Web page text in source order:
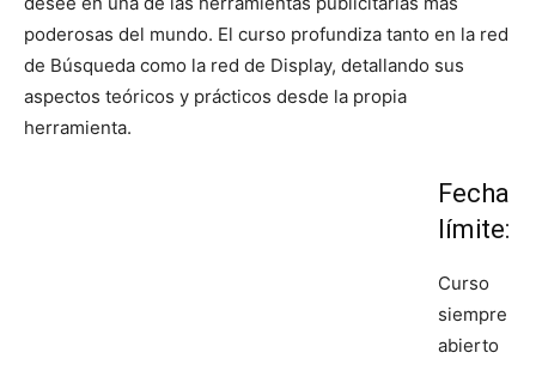
poderosas del mundo. El curso profundiza tanto en la red
de Búsqueda como la red de Display, detallando sus
aspectos teóricos y prácticos desde la propia
herramienta.
Fecha
límite:
Curso
siempre
abierto